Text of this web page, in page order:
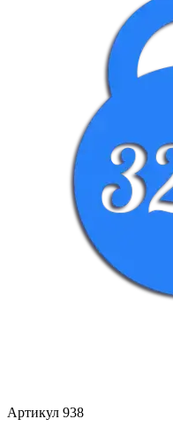
Артикул 938